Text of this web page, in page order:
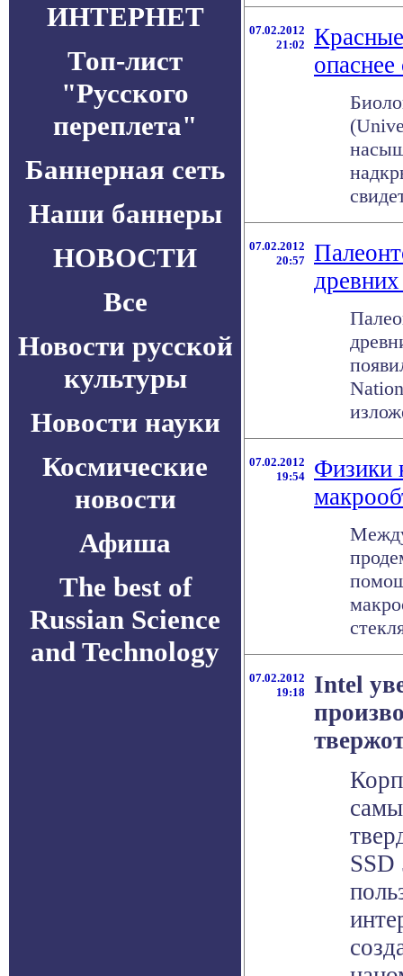
ИНТЕРНЕТ
Топ-лист
"Русского
переплета"
Баннерная сеть
Наши баннеры
НОВОСТИ
Все
Новости русской
культуры
Новости науки
Космические
новости
Афиша
The best of
Russian Science
and Technology
07.02.2012
21:02
07.02.2012
20:57
07.02.2012
19:54
Физики
07.02.2012
19:18
Intel
SSD